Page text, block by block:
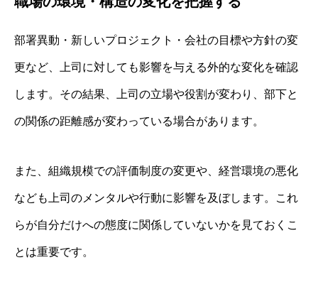
部署異動・新しいプロジェクト・会社の目標や方針の変
更など、上司に対しても影響を与える外的な変化を確認
します。その結果、上司の立場や役割が変わり、部下と
の関係の距離感が変わっている場合があります。
また、組織規模での評価制度の変更や、経営環境の悪化
なども上司のメンタルや行動に影響を及ぼします。これ
らが自分だけへの態度に関係していないかを見ておくこ
とは重要です。